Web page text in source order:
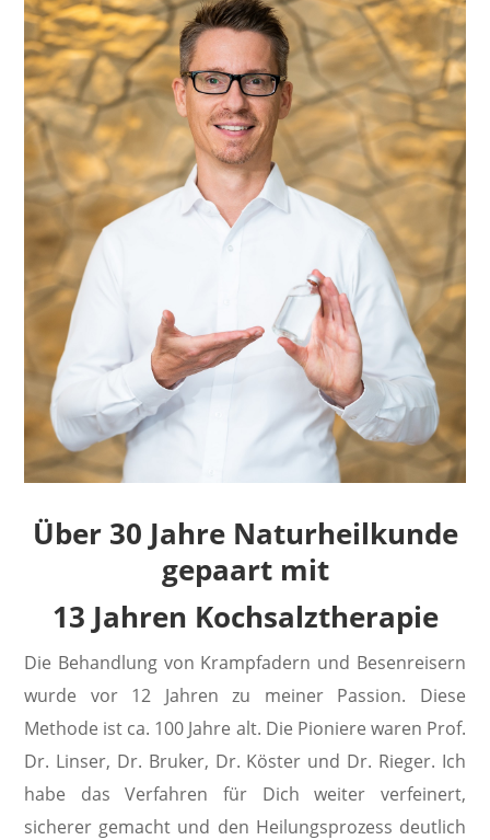
Über 30 Jahre Naturheilkunde
gepaart mit
13 Jahren Kochsalztherapie
Die Behandlung von Krampfadern und Besenreisern
wurde vor 12 Jahren zu meiner Passion. Diese
Methode ist ca. 100 Jahre alt. Die Pioniere waren Prof.
Dr. Linser, Dr. Bruker, Dr. Köster und Dr. Rieger. Ich
habe das Verfahren für Dich weiter verfeinert,
sicherer gemacht und den Heilungsprozess deutlich